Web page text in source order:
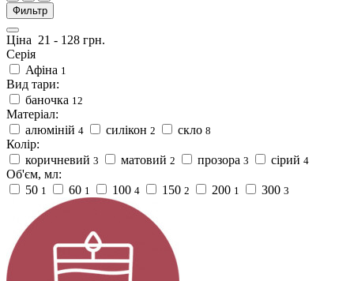
Фильтр
Ціна 21 - 128 грн.
Серія
Афіна 1
Вид тари:
баночка 12
Матеріал:
алюміній 4 силікон 2 скло 8
Колір:
коричневий 3 матовий 2 прозора 3 сірий 4
Об'єм, мл:
50 1 60 1 100 4 150 2 200 1 300 3